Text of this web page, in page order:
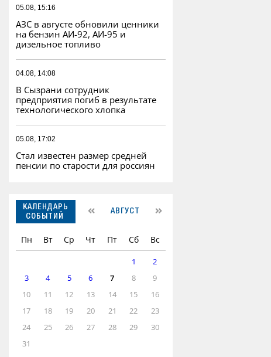
05.08, 15:16
АЗС в августе обновили ценники
на бензин АИ-92, АИ-95 и
дизельное топливо
04.08, 14:08
В Сызрани сотрудник
предприятия погиб в результате
технологического хлопка
05.08, 17:02
Стал известен размер средней
пенсии по старости для россиян
КАЛЕНДАРЬ
СОБЫТИЙ
АВГУСТ
Пн Вт Ср Чт Пт Сб Вс
1
2
3
4 5 6 7 8
9
10
11 12 13 14 15
16
17
18 19 20 21 22
23
24
25 26 27 28 29
30
31